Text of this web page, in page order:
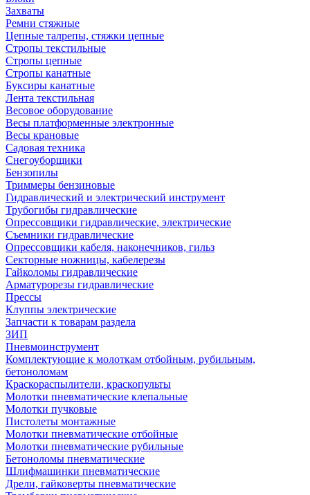
Захваты
Ремни стяжные
Цепные талрепы, стяжки цепные
Стропы текстильные
Стропы цепные
Стропы канатные
Буксиры канатные
Лента текстильная
Весовое оборудование
Весы платформенные электронные
Весы крановые
Садовая техника
Снегоуборщики
Бензопилы
Триммеры бензиновые
Гидравлический и электрический инструмент
Трубогибы гидравлические
Опрессовщики гидравлические, электрические
Съемники гидравлические
Опрессовщики кабеля, наконечников, гильз
Секторные ножницы, кабелерезы
Гайколомы гидравлические
Арматурорезы гидравлические
Прессы
Клуппы электрические
Запчасти к товарам раздела
ЗИП
Пневмоинструмент
Комплектующие к молоткам отбойным, рубильным,
бетоноломам
Краскораспылители, краскопульты
Молотки пневматические клепальные
Молотки пучковые
Пистолеты монтажные
Молотки пневматические отбойные
Молотки пневматические рубильные
Бетоноломы пневматические
Шлифмашинки пневматические
Дрели, гайковерты пневматические